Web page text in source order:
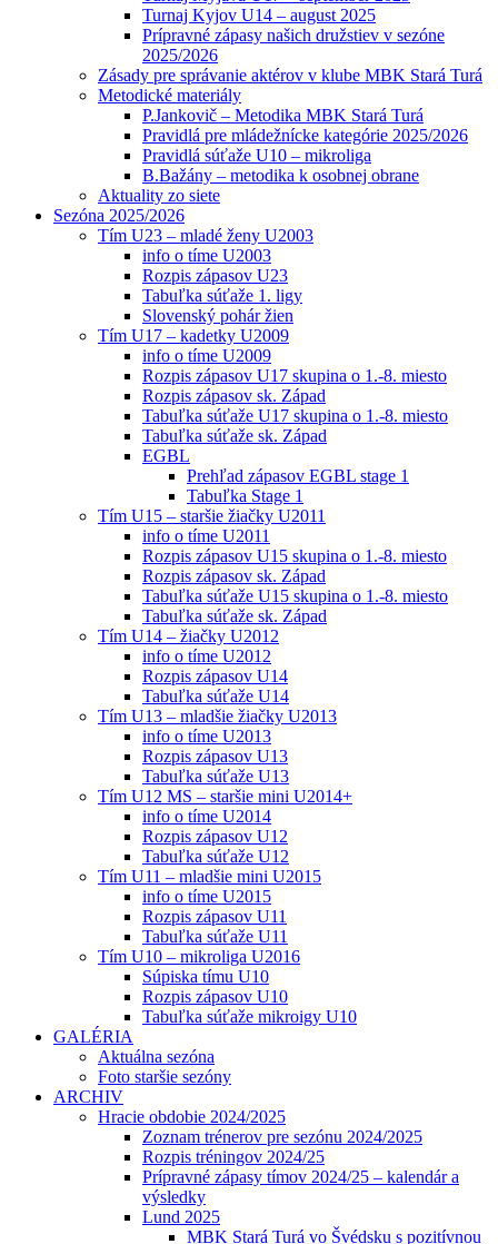
Turnaj Kyjov U14 – august 2025
Prípravné zápasy našich družstiev v sezóne
2025/2026
Zásady pre správanie aktérov v klube MBK Stará Turá
Metodické materiály
P.Jankovič – Metodika MBK Stará Turá
Pravidlá pre mládežnícke kategórie 2025/2026
Pravidlá súťaže U10 – mikroliga
B.Bažány – metodika k osobnej obrane
Aktuality zo siete
Sezóna 2025/2026
Tím U23 – mladé ženy U2003
info o tíme U2003
Rozpis zápasov U23
Tabuľka súťaže 1. ligy
Slovenský pohár žien
Tím U17 – kadetky U2009
info o tíme U2009
Rozpis zápasov U17 skupina o 1.-8. miesto
Rozpis zápasov sk. Západ
Tabuľka súťaže U17 skupina o 1.-8. miesto
Tabuľka súťaže sk. Západ
EGBL
Prehľad zápasov EGBL stage 1
Tabuľka Stage 1
Tím U15 – staršie žiačky U2011
info o tíme U2011
Rozpis zápasov U15 skupina o 1.-8. miesto
Rozpis zápasov sk. Západ
Tabuľka súťaže U15 skupina o 1.-8. miesto
Tabuľka súťaže sk. Západ
Tím U14 – žiačky U2012
info o tíme U2012
Rozpis zápasov U14
Tabuľka súťaže U14
Tím U13 – mladšie žiačky U2013
info o tíme U2013
Rozpis zápasov U13
Tabuľka súťaže U13
Tím U12 MS – staršie mini U2014+
info o tíme U2014
Rozpis zápasov U12
Tabuľka súťaže U12
Tím U11 – mladšie mini U2015
info o tíme U2015
Rozpis zápasov U11
Tabuľka súťaže U11
Tím U10 – mikroliga U2016
Súpiska tímu U10
Rozpis zápasov U10
Tabuľka súťaže mikroigy U10
GALÉRIA
Aktuálna sezóna
Foto staršie sezóny
ARCHIV
Hracie obdobie 2024/2025
Zoznam trénerov pre sezónu 2024/2025
Rozpis tréningov 2024/25
Prípravné zápasy tímov 2024/25 – kalendár a
výsledky
Lund 2025
MBK Stará Turá vo Švédsku s pozitívnou